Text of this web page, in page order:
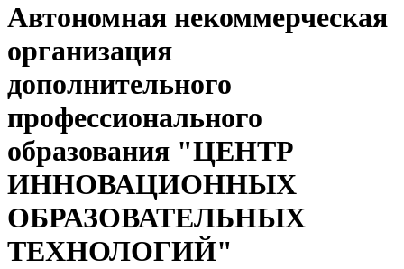
Автономная некоммерческая
организация
дополнительного
профессионального
образования "ЦЕНТР
ИННОВАЦИОННЫХ
ОБРАЗОВАТЕЛЬНЫХ
ТЕХНОЛОГИЙ"